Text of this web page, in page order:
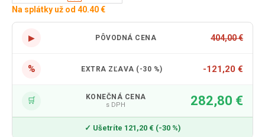
Na splátky už od 40.40 €
▶ PÔVODNÁ CENA 404,00 €
% EXTRA ZĽAVA (-30 %) -121,20 €
🛒 KONEČNÁ CENA
s DPH 282,80 €
✓ Ušetríte 121,20 € (-30 %)